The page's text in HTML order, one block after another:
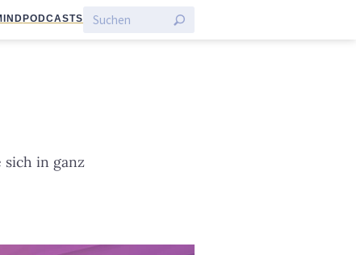
PODCASTS
sich in ganz